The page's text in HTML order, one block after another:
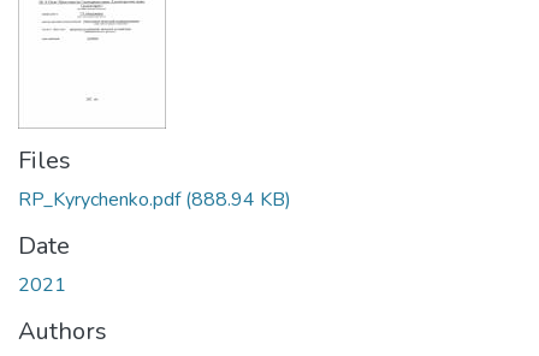
Files
RP_Kyrychenko.pdf(888.94 KB)
Date
2021
Authors